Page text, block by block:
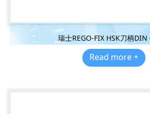
瑞士REGO-FIX HSK刀柄
Read more +